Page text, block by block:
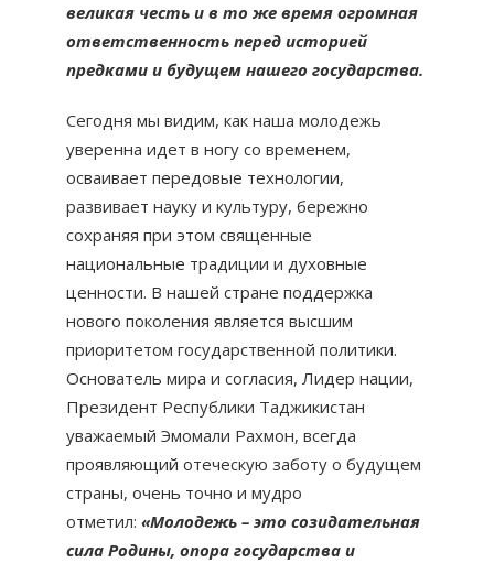
великая честь и в то же время огромная
ответственность перед историей
предками и будущем нашего государства.
Сегодня мы видим, как наша молодежь
уверенна идет в ногу со временем,
осваивает передовые технологии,
развивает науку и культуру, бережно
сохраняя при этом священные
национальные традиции и духовные
ценности. В нашей стране поддержка
нового поколения является высшим
приоритетом государственной политики.
Основатель мира и согласия, Лидер нации,
Президент Республики Таджикистан
уважаемый Эмомали Рахмон, всегда
проявляющий отеческую заботу о будущем
страны, очень точно и мудро
отметил: «Молодежь – это созидательная
сила Родины, опора государства и